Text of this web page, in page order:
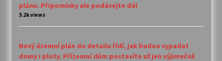
plánu. Připomínky ale podávejte dál
3.2k views
Nový územní plán do detailu řídí, jak budou vypadat
domy i ploty. Přízemní dům postavíte už jen výjimečně